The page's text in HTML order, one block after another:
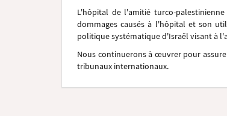
L'hôpital de l'amitié turco-
dommages causés à l'hôpital et son
politique systématique d'Israël visant à
Nous continuerons à œuvrer pour
tribunaux internationaux.